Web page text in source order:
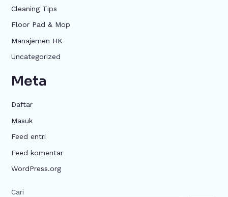
Cleaning Tips
Floor Pad & Mop
Manajemen HK
Uncategorized
Meta
Daftar
Masuk
Feed entri
Feed komentar
WordPress.org
Cari